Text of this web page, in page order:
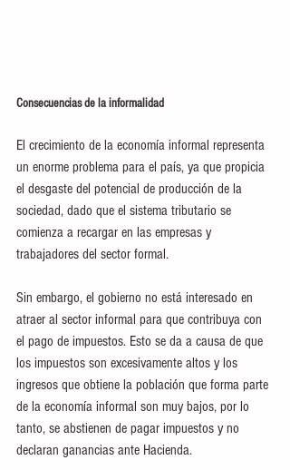
Consecuencias de la informalidad
El crecimiento de la economía informal representa
un enorme problema para el país, ya que propicia
el desgaste del potencial de producción de la
sociedad, dado que el sistema tributario se
comienza a recargar en las empresas y
trabajadores del sector formal.
Sin embargo, el gobierno no está interesado en
atraer al sector informal para que contribuya con
el pago de impuestos. Esto se da a causa de que
los impuestos son excesivamente altos y los
ingresos que obtiene la población que forma parte
de la economía informal son muy bajos, por lo
tanto, se abstienen de pagar impuestos y no
declaran ganancias ante Hacienda.